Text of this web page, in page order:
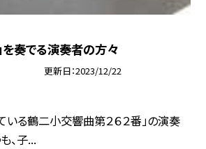
を奏でる演奏者の方々
更新日 2023/12/22
いる鶴二小交響曲第２６２番」の演奏
、子...